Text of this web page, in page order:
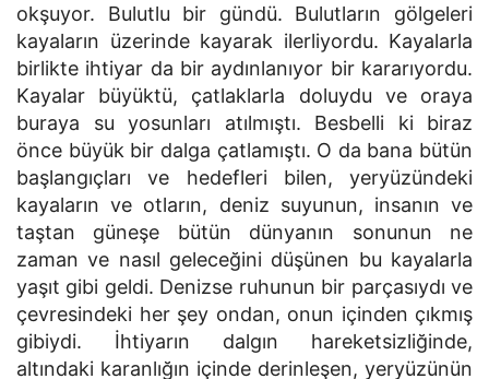
okşuyor. Bulutlu bir gündü. Bulutların gölgeleri
kayaların üzerinde kayarak ilerliyordu. Kayalarla
birlikte ihtiyar da bir aydınlanıyor bir kararıyordu.
Kayalar büyüktü, çatlaklarla doluydu ve oraya
buraya su yosunları atılmıştı. Besbelli ki biraz
önce büyük bir dalga çatlamıştı. O da bana bütün
başlangıçları ve hedefleri bilen, yeryüzündeki
kayaların ve otların, deniz suyunun, insanın ve
taştan güneşe bütün dünyanın sonunun ne
zaman ve nasıl geleceğini düşünen bu kayalarla
yaşıt gibi geldi. Denizse ruhunun bir parçasıydı ve
çevresindeki her şey ondan, onun içinden çıkmış
gibiydi. İhtiyarın dalgın hareketsizliğinde,
altındaki karanlığın içinde derinleşen, yeryüzünün